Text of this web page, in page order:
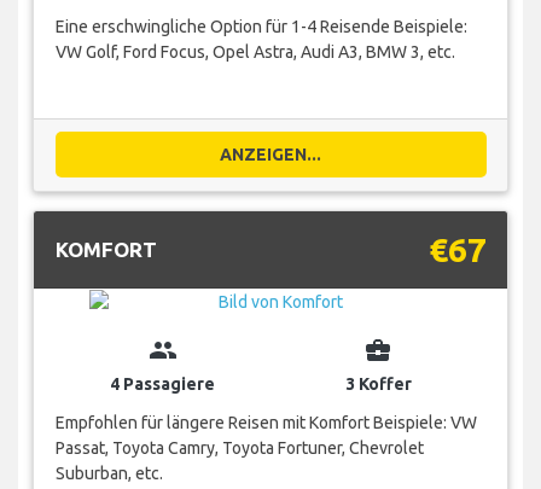
Eine erschwingliche Option für 1-4 Reisende Beispiele:
VW Golf, Ford Focus, Opel Astra, Audi A3, BMW 3, etc.
ANZEIGEN...
KOMFORT €67
group
4 Passagiere
business_center
3 Koffer
Empfohlen für längere Reisen mit Komfort Beispiele: VW
Passat, Toyota Camry, Toyota Fortuner, Chevrolet
Suburban, etc.